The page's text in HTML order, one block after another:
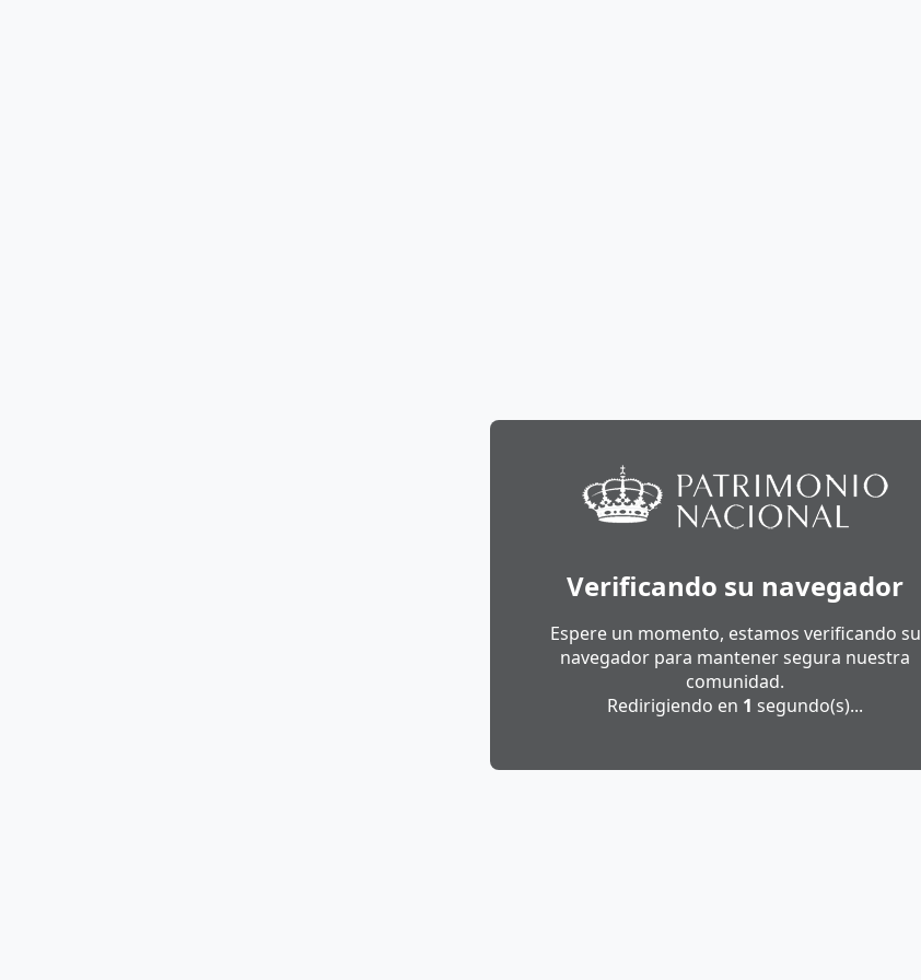
Verificando su navegador
Espere un momento, estamos verificando su
navegador para mantener segura nuestra
comunidad.
Redirigiendo en 1 segundo(s)...